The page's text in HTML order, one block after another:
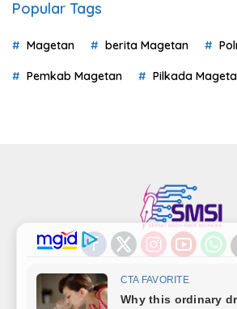
Popular Tags
Magetan berita Magetan
Pemkab Magetan Pilkada
Indeks Kode Etik Privacy